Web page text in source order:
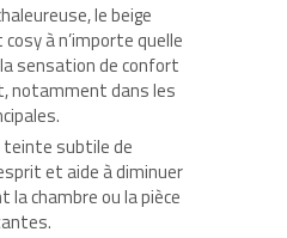
le beige
à n’importe quelle
sensation de confort
notamment dans les
subtile de
et aide à diminuer
la chambre ou la pièce